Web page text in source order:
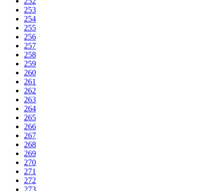
253
254
255
256
257
258
259
260
261
262
263
264
265
266
267
268
269
270
271
272